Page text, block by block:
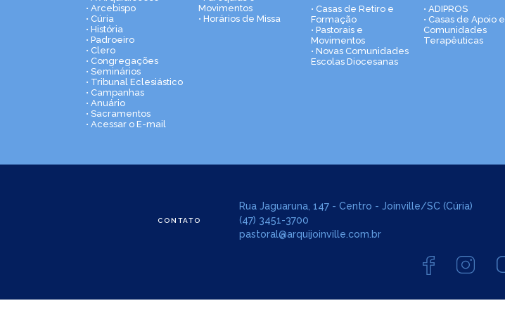
• Arcebispo
• Cúria
• História
• Padroeiro
• Clero
• Congregações
• Seminários
• Tribunal Eclesiástico
• Campanhas
• Anuário
• Sacramentos
• Acessar o E-mail
Movimentos
• Horários de Missa
• Casas de Retiro e
Formação
• Pastorais e
Movimentos
• Novas Comunidades
Escolas Diocesanas
• ADIPROS
• Casas de Apoio e
Comunidades
Terapêuticas
CONTATO
Rua Jaguaruna, 147 - Centro - Joinville/SC (Cúria)
(47) 3451-3700
pastoral@arquijoinville.com.br